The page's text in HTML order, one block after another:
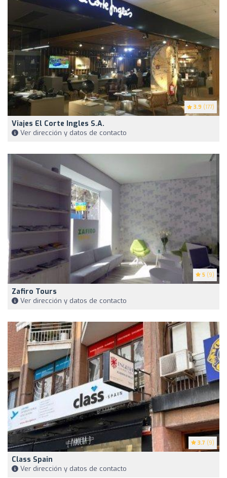
3.9 (177)
Viajes El Corte Ingles S.A.
Ver dirección y datos de contacto
5 (9)
Zafiro Tours
Ver dirección y datos de contacto
3.7 (9)
Class Spain
Ver dirección y datos de contacto